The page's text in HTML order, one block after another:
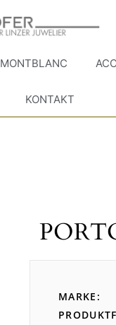
MONTBLANC
KONTAKT
MARKE